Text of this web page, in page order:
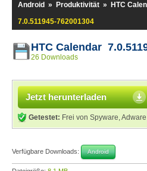
Android » Produktivität » HTC
7.0.511945-762001304
HTC Calendar
26 Downloads
Jetzt herunterladen
Getestet: Frei von Spyware,
Verfügbare Downloads: Android